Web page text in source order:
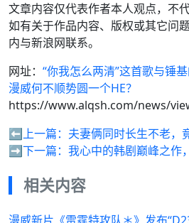
文章内容仅代表作者本人观点，不
如有关于作品内容、版权或其它问
内与新浪网联系。
网址： “你我怎么两清”这首歌与锤
漫威何不顺势圆一个HE？
https://www.alqsh.com/news/
⬅️上一篇： 夫妻俩同时长生不老，
➡️下一篇： 我心中的韩剧巅峰之作
相关内容